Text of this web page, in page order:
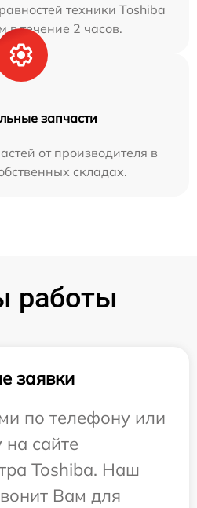
техники Toshiba
в течение 2 часов.
запчасти
от производителя в
складах.
работы
заявки
по телефону или
на сайте
Toshiba. Наш
Вам для